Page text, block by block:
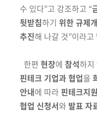
수 있다”고 강조하고 “
뒷받침하기 위한 규제
추진해 나갈 것”이라고
한편 현장에 참석하지
핀테크 기업과 협업을
안내에 따라 핀테크지
협업 신청서와 발표 자